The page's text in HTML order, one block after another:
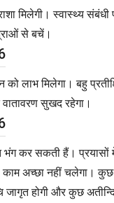
मिलेगी। स्वास्थ्य
से बचें।
को लाभ मिलेगा। बहु
वातावरण सुखद रहेगा।
भंग कर सकती हैं।
काम अच्छा नहीं चलेगा।
जागृत होगी और कुछ